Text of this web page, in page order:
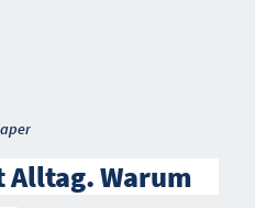
Alltag. Warum